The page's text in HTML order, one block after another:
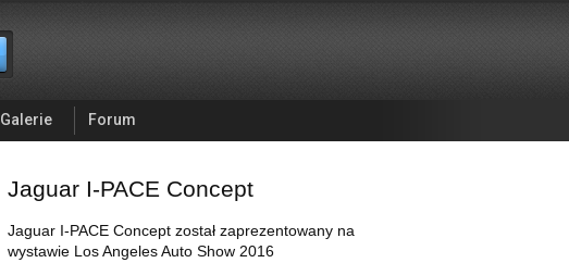
Galerie Forum
Jaguar I-PACE Concept
Jaguar I-PACE Concept został zaprezentowany na
wystawie Los Angeles Auto Show 2016